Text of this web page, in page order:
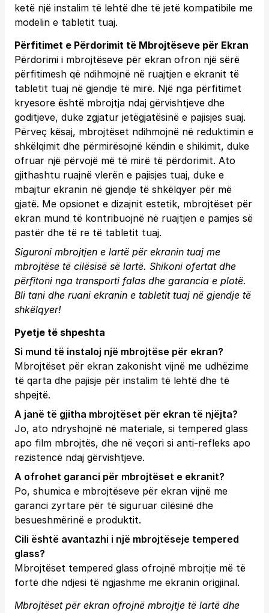
ketë një instalim të lehtë dhe të jetë kompatibile me
modelin e tabletit tuaj.
Përfitimet e Përdorimit të Mbrojtëseve për Ekran
Përdorimi i mbrojtëseve për ekran ofron një sërë
përfitimesh që ndihmojnë në ruajtjen e ekranit të
tabletit tuaj në gjendje të mirë. Një nga përfitimet
kryesore është mbrojtja ndaj gërvishtjeve dhe
goditjeve, duke zgjatur jetëgjatësinë e pajisjes suaj.
Përveç kësaj, mbrojtëset ndihmojnë në reduktimin e
shkëlqimit dhe përmirësojnë këndin e shikimit, duke
ofruar një përvojë më të mirë të përdorimit. Ato
gjithashtu ruajnë vlerën e pajisjes tuaj, duke e
mbajtur ekranin në gjendje të shkëlqyer për më
gjatë. Me opsionet e dizajnit estetik, mbrojtëset për
ekran mund të kontribuojnë në ruajtjen e pamjes së
pastër dhe të re të tabletit tuaj.
Siguroni mbrojtjen e lartë për ekranin tuaj me
mbrojtëse të cilësisë së lartë. Shikoni ofertat dhe
përfitoni nga transporti falas dhe garancia e plotë.
Bli tani dhe ruani ekranin e tabletit tuaj në gjendje të
shkëlqyer!
Pyetje të shpeshta
Si mund të instaloj një mbrojtëse për ekran?
Mbrojtëset për ekran zakonisht vijnë me udhëzime
të qarta dhe pajisje për instalim të lehtë dhe të
shpejtë.
A janë të gjitha mbrojtëset për ekran të njëjta?
Jo, ato ndryshojnë në materiale, si tempered glass
apo film mbrojtës, dhe në veçori si anti-refleks apo
rezistencë ndaj gërvishtjeve.
A ofrohet garanci për mbrojtëset e ekranit?
Po, shumica e mbrojtëseve për ekran vijnë me
garanci zyrtare për të siguruar cilësinë dhe
besueshmërinë e produktit.
Cili është avantazhi i një mbrojtëseje tempered
glass?
Mbrojtëset tempered glass ofrojnë mbrojtje më të
fortë dhe ndjesi të ngjashme me ekranin origjinal.
Mbrojtëset për ekran ofrojnë mbrojtje të lartë dhe